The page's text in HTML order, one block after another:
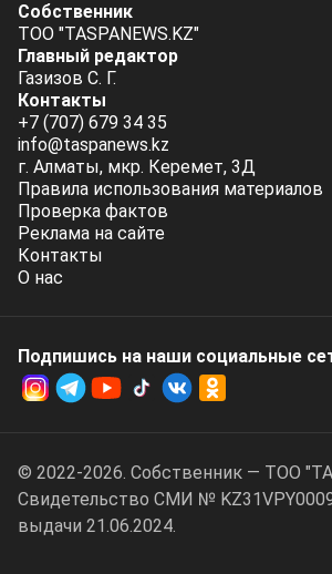
Собственник
ТОО "TASPANEWS.KZ"
Главный редактор
Газизов С. Г.
Контакты
+7 (707) 679 34 35
info@taspanews.kz
г. Алматы, мкр. Керемет, 3Д
Правила использования материалов
Проверка фактов
Реклама на сайте
Контакты
О нас
Подпишись на наши социальные
© 2022-2026. Собственник — ТОО
Cвидетельство СМИ №
выдачи 21.06.2024.